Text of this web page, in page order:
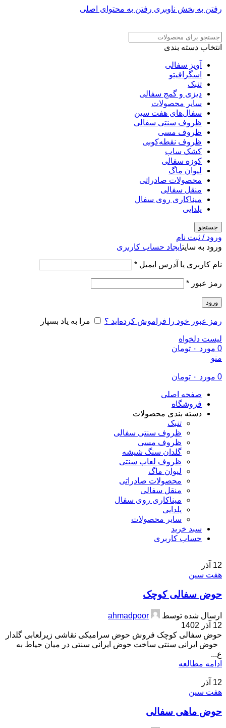
رفتن به بخش ناوبری رفتن به محتوای اصلی
انتخاب دسته بندی
آویز سفالی
اسگرافیتو
تنبک
دیزی و گمج سفالی
سایر محصولات
سفال‌های هفت‌ سین
ظروف سنتی سفالی
ظروف مسی
ظروف نقطه‌کوبی
کشک ساب
کوزه سفالی
لیوان ماگ
محصولات صادراتی
منقل سفالی
میناکاری روی سفال
یلدایی
جستجو
ورود / ثبت نام
ورود به سایتایجاد حساب کاربری
نام کاربری یا آدرس ایمیل *الزامی
رمز عبور *الزامی
ورود
رمز عبور خود را فراموش کرده‌اید ؟ مرا به یاد بسپار
لیست دلخواه
0 مورد ۰ تومان
منو
0 مورد ۰ تومان
صفحه اصلی
فروشگاه
دسته بندی محصولات
تنبک
ظروف سنتی سفالی
ظروف مسی
گلدان سنگ شیشه
ظروف لعاب سنتی
لیوان ماگ
محصولات صادراتی
منقل سفالی
میناکاری روی سفال
یلدایی
سایر محصولات
سبد خرید
حساب کاربری
12 آذر
هفت سین
حوض سفالی کوچک
ارسال شده توسط
ahmadpoor
12 آذر 1402
حوض سفالی کوچک فروش حوض سرامیکی نقاشی زیرلعابی گلدار
حوض ایرانی سنتی ساخت حوض ایرانی سنتی در میان حیاط به
ع...
ادامه مطالعه
12 آذر
هفت سین
حوض ماهی سفالی